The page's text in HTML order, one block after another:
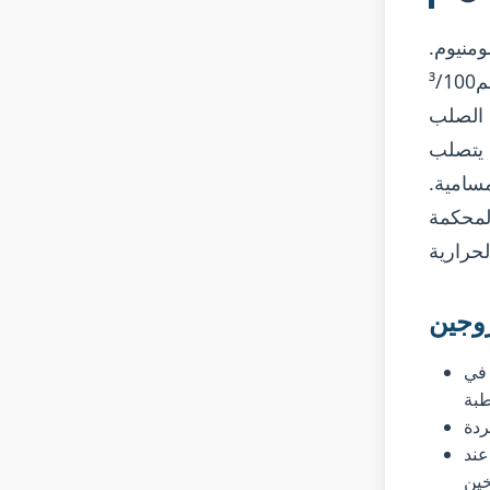
يذوب الهيدروجين بسهولة في الألومنيوم المنصهر (الذوبان ~0.65 سم³/100
الصلب
عندما يتصلب
في